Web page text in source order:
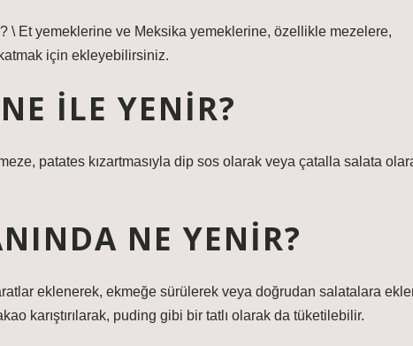
\ Et yemeklerine ve Meksika yemeklerine, özellikle mezelere,
için ekleyebilirsiniz.
ILE YENIR?
patates kızartmasıyla dip sos olarak veya çatalla salata
NE YENIR?
eklenerek, ekmeğe sürülerek veya doğrudan salatalara
karıştırılarak, puding gibi bir tatlı olarak da tüketilebilir.